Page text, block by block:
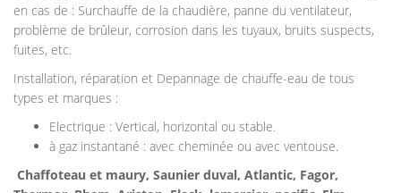
en cas de : Surchauffe de la chaudière, panne du ventilateur,
problème de brûleur, corrosion dans les tuyaux, bruits suspects,
fuites, etc.
Installation, réparation et Depannage de chauffe-eau de tous
types et marques :
Electrique : Vertical, horizontal ou stable.
à gaz instantané : avec cheminée ou avec ventouse.
Chaffoteau et maury, Saunier duval, Atlantic, Fagor,